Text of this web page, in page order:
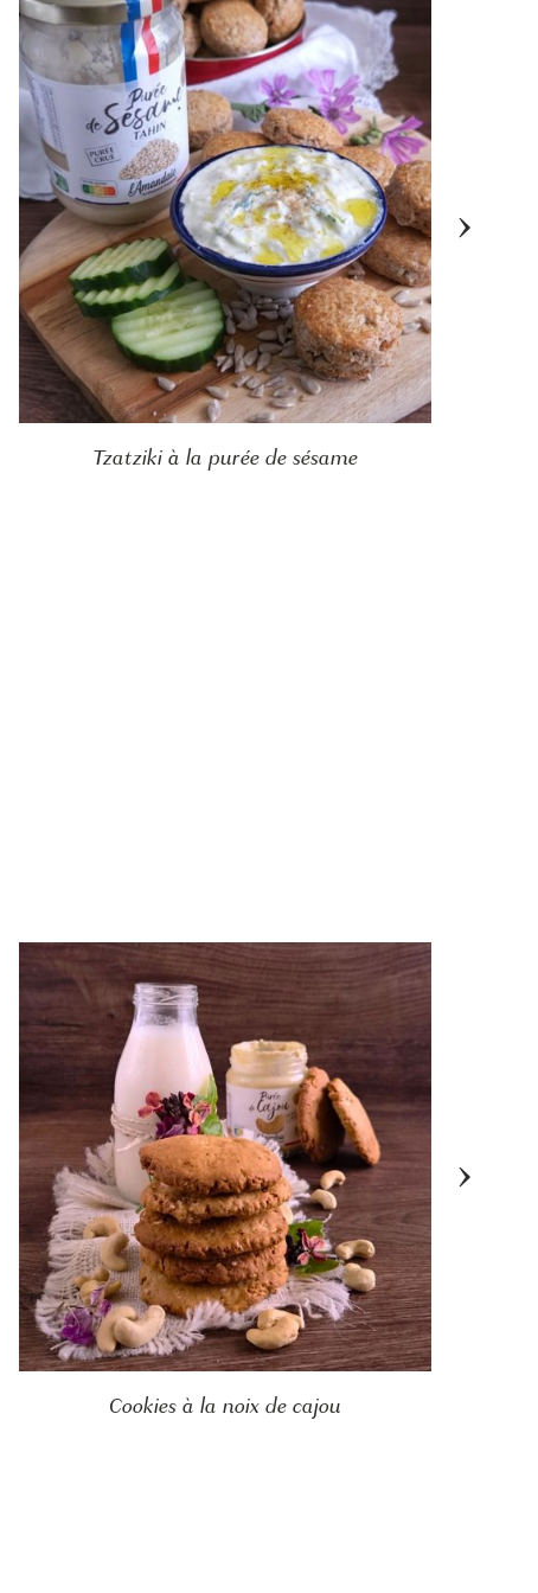
Tzatziki à la purée de sésame
›
Cookies à la noix de cajou
›